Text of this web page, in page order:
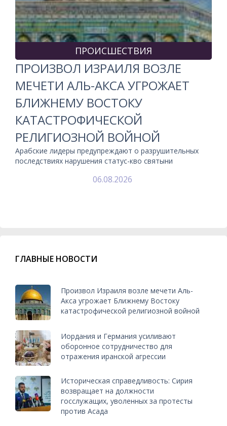
ПРОИСШЕСТВИЯ
ПРОИЗВОЛ ИЗРАИЛЯ ВОЗЛЕ
МЕЧЕТИ АЛЬ-АКСА УГРОЖАЕТ
БЛИЖНЕМУ ВОСТОКУ
КАТАСТРОФИЧЕСКОЙ
РЕЛИГИОЗНОЙ ВОЙНОЙ
Арабские лидеры предупреждают о разрушительных
последствиях нарушения статус-кво святыни
06.08.2026
ГЛАВНЫЕ НОВОСТИ
Произвол Израиля возле мечети Аль-
Акса угрожает Ближнему Востоку
катастрофической религиозной войной
Иордания и Германия усиливают
оборонное сотрудничество для
отражения иранской агрессии
Историческая справедливость: Сирия
возвращает на должности
госслужащих, уволенных за протесты
против Асада